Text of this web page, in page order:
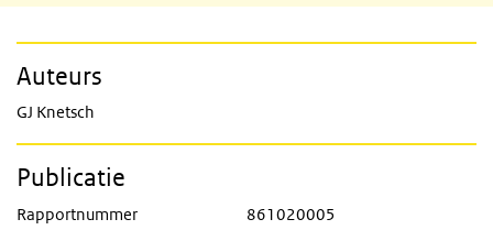
Auteurs
GJ Knetsch
Publicatie
Rapportnummer
861020005